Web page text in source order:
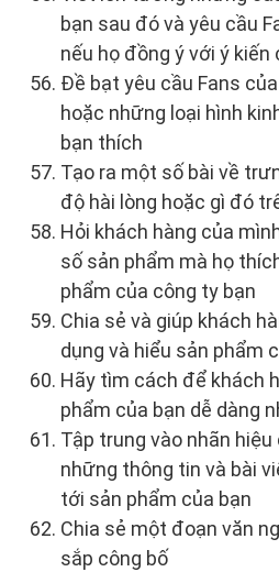
bạn sau đó và yêu cầu
nếu họ đồng ý với ý kiến
Đề bạt yêu cầu Fans
hoặc những loại hình
bạn thích
Tạo ra một số bài về
độ hài lòng hoặc gì đó
Hỏi khách hàng của
số sản phẩm mà họ
phẩm của công ty bạn
Chia sẻ và giúp khách
dụng và hiểu sản phẩm
Hãy tìm cách để khách
phẩm của bạn dễ dàng
Tập trung vào nhãn hiệu
những thông tin và bài
tới sản phẩm của bạn
Chia sẻ một đoạn văn
sắp công bố